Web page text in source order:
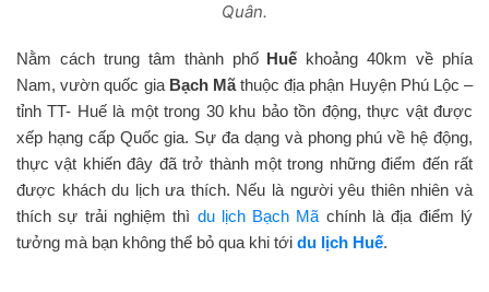
Quân.
Nằm cách trung tâm thành phố Huế khoảng 40km về phía
Nam, vườn quốc gia Bạch Mãthuộc địa phận Huyện Phú Lộc –
tỉnh TT- Huế là một trong 30 khu bảo tồn động, thực vật được
xếp hạng cấp Quốc gia. Sự đa dạng và phong phú về hệ động,
thực vật khiến đây đã trở thành một trong những điểm đến rất
được khách du lịch ưa thích. Nếu là người yêu thiên nhiên và
thích sự trải nghiệm thì du lịch Bạch Mãchính là địa điểm lý
tưởng mà bạn không thể bỏ qua khi tới du lịch Huế.